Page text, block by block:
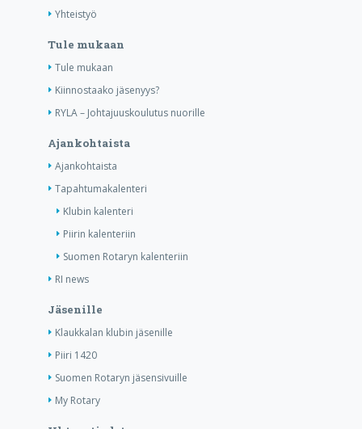
Yhteistyö
Tule mukaan
Tule mukaan
Kiinnostaako jäsenyys?
RYLA – Johtajuuskoulutus nuorille
Ajankohtaista
Ajankohtaista
Tapahtumakalenteri
Klubin kalenteri
Piirin kalenteriin
Suomen Rotaryn kalenteriin
RI news
Jäsenille
Klaukkalan klubin jäsenille
Piiri 1420
Suomen Rotaryn jäsensivuille
My Rotary